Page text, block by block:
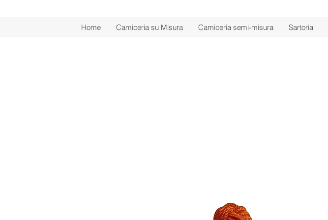
Home Camiceria su Misura Camiceria semi-misura Sartoria